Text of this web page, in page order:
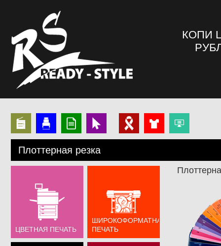
КОПИ
Плоттерная резка
ЦВЕТНАЯ ПЕЧАТЬ
ШИРОКОФОРМАТНАЯ
ПЕЧАТЬ